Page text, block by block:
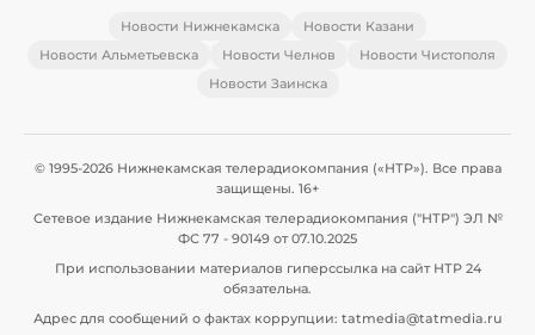
Новости Нижнекамска
Новости Казани
Новости Альметьевска
Новости Челнов
Новости Чистополя
Новости Заинска
© 1995-2026 Нижнекамская телерадиокомпания («НТР»). Все права
защищены. 16+
Сетевое издание Нижнекамская телерадиокомпания ("НТР") ЭЛ №
ФС 77 - 90149 от 07.10.2025
При использовании материалов гиперссылка на сайт НТР 24
обязательна.
Адрес для сообщений о фактах коррупции: tatmedia@tatmedia.ru